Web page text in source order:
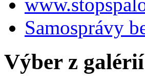
Samosprávy
Výber z galérií